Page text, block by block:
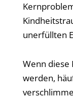
unerfüllten
Wenn
werden,